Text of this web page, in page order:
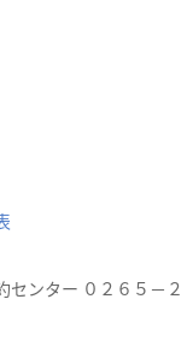
センター ０２６５－